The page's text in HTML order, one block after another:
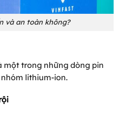
và an toàn không?
một trong những dòng pin
lithium-ion.